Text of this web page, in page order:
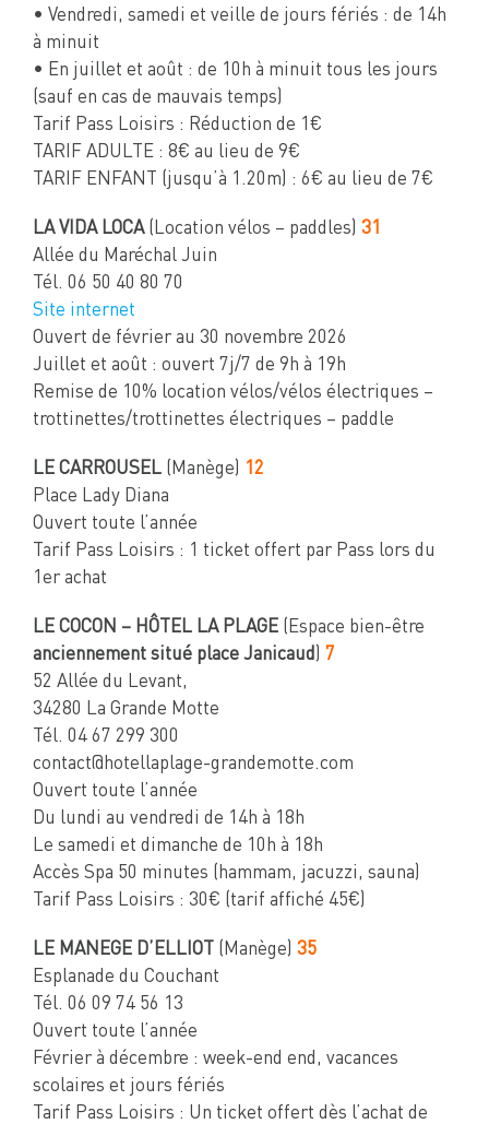
• Vendredi, samedi et veille de jours fériés : de 14h
à minuit
• En juillet et août : de 10h à minuit tous les jours
(sauf en cas de mauvais temps)
Tarif Pass Loisirs : Réduction de 1€
TARIF ADULTE : 8€ au lieu de 9€
TARIF ENFANT (jusqu’à 1.20m) : 6€ au lieu de 7€
LA VIDA LOCA(Location vélos – paddles) 31
Allée du Maréchal Juin
Tél. 06 50 40 80 70
Site internet
Ouvert de février au 30 novembre 2026
Juillet et août : ouvert 7j/7 de 9h à 19h
Remise de 10% location vélos/vélos électriques –
trottinettes/trottinettes électriques – paddle
LE CARROUSEL (Manège) 12
Place Lady Diana
Ouvert toute l’année
Tarif Pass Loisirs : 1 ticket offert par Pass lors du
1er achat
LE COCON – HÔTEL LA PLAGE (Espace bien-être
anciennement situé place Janicaud ) 7
52 Allée du Levant,
34280 La Grande Motte
Tél. 04 67 299 300
contact@hotellaplage-grandemotte.com
Ouvert toute l’année
Du lundi au vendredi de 14h à 18h
Le samedi et dimanche de 10h à 18h
Accès Spa 50 minutes (hammam, jacuzzi, sauna)
Tarif Pass Loisirs : 30€ (tarif affiché 45€)
LE MANEGE D’ELLIOT (Manège) 35
Esplanade du Couchant
Tél. 06 09 74 56 13
Ouvert toute l’année
Février à décembre : week-end end, vacances
scolaires et jours fériés
Tarif Pass Loisirs : Un ticket offert dès l’achat de